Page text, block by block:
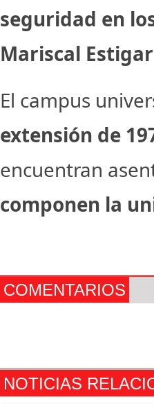
seguridad en
Mariscal
El campus
extensión de
encuentran
componen la
COMENTARIOS
NOTICIAS